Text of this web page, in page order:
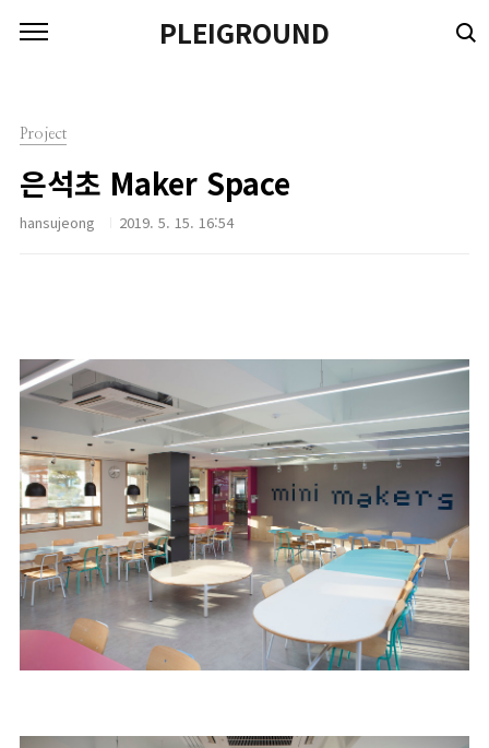
PLEIGROUND
Project
은석초 Maker Space
hansujeong 2019. 5. 15. 16:54